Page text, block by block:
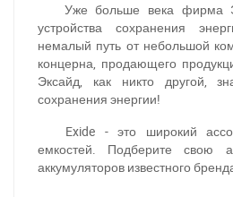
Уже больше века фирма
устройства сохранения
немалый путь от небольшой
концерна, продающего
Эксайд, как никто другой,
сохранения энергии!
Exide - это широкий
емкостей. Подберите свою
аккумуляторов известного